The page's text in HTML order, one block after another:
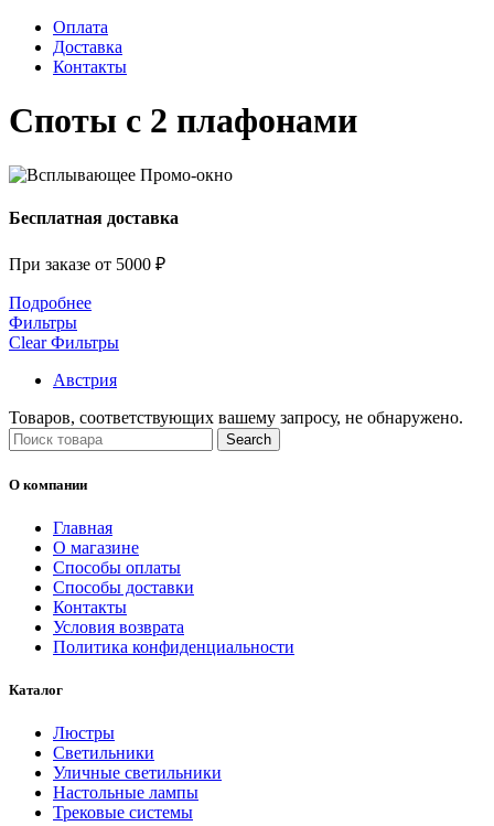
Оплата
Доставка
Контакты
Споты с 2 плафонами
Бесплатная доставка
При заказе от 5000 ₽
Подробнее
Фильтры
Clear Фильтры
Австрия
Товаров, соответствующих вашему запросу, не обнаружено.
Search
О компании
Главная
О магазине
Способы оплаты
Способы доставки
Контакты
Условия возврата
Политика конфиденциальности
Каталог
Люстры
Светильники
Уличные светильники
Настольные лампы
Трековые системы